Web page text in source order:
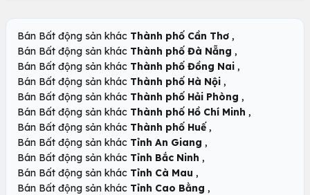
Bán Bất động sản khác Thành phố Cần Thơ ,
Bán Bất động sản khác Thành phố Đà Nẵng ,
Bán Bất động sản khác Thành phố Đồng Nai ,
Bán Bất động sản khác Thành phố Hà Nội ,
Bán Bất động sản khác Thành phố Hải Phòng ,
Bán Bất động sản khác Thành phố Hồ Chí Minh ,
Bán Bất động sản khác Thành phố Huế ,
Bán Bất động sản khác Tỉnh An Giang ,
Bán Bất động sản khác Tỉnh Bắc Ninh ,
Bán Bất động sản khác Tỉnh Cà Mau ,
Bán Bất động sản khác Tỉnh Cao Bằng ,